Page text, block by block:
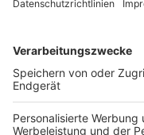
TOP-VEREINE